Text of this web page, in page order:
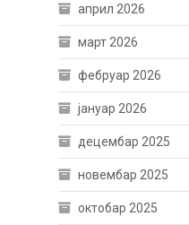
април 2026
март 2026
фебруар 2026
јануар 2026
децембар 2025
новембар 2025
октобар 2025